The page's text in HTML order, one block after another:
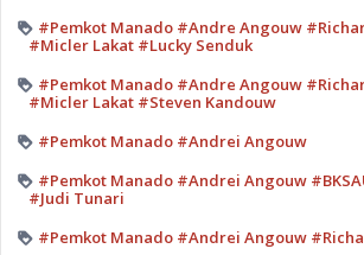
#Pemkot Manado #Andre Angouw
#Micler Lakat #Lucky Senduk
#Pemkot Manado #Andre Angouw
#Micler Lakat #Steven Kandouw
#Pemkot Manado #Andrei Angouw
#Pemkot Manado #Andrei Angouw
#Judi Tunari
#Pemkot Manado #Andrei Angouw